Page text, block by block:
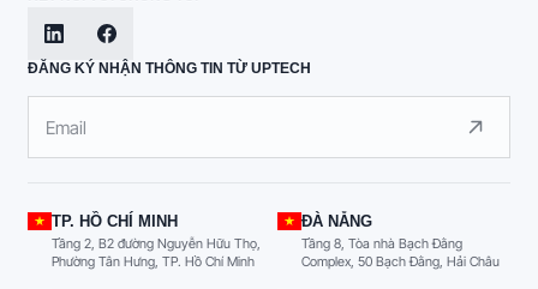
ĐĂNG KÝ NHẬN THÔNG TIN TỪ UPTECH
TP. HỒ CHÍ MINH
Tầng 2, B2 đường Nguyễn Hữu Thọ,
Phường Tân Hưng, TP. Hồ Chí Minh
ĐÀ NẴNG
Tầng 8, Tòa nhà Bạch Đằng
Complex, 50 Bạch Đằng, Hải Châu